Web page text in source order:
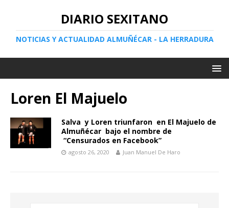
DIARIO SEXITANO
NOTICIAS Y ACTUALIDAD ALMUÑÉCAR - LA HERRADURA
Loren El Majuelo
Salva y Loren triunfaron en El Majuelo de
Almuñécar bajo el nombre de
“Censurados en Facebook”
agosto 26, 2020 Juan Manuel De Haro